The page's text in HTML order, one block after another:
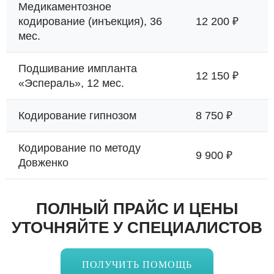
Медикаментозное
кодирование (инъекция), 36
мес.
12 200 ₽
Подшивание импланта
«Эспераль», 12 мес.
12 150 ₽
Кодирование гипнозом 8 750 ₽
Кодирование по методу
Довженко
9 900 ₽
ПОЛНЫЙ ПРАЙС И ЦЕНЫ
УТОЧНЯЙТЕ У СПЕЦИАЛИСТОВ
ПОЛУЧИТЬ ПОМОЩЬ